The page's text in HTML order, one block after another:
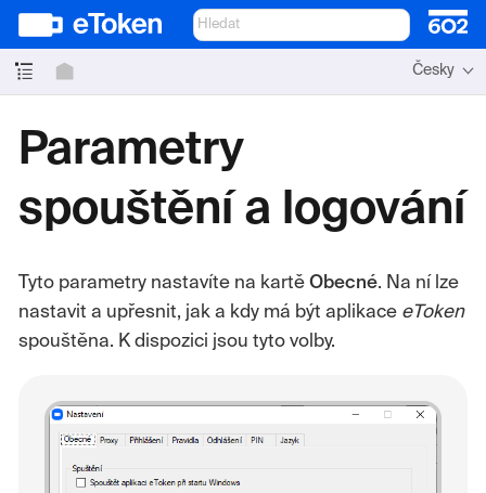
Česky
Parametry
spouštění a logování
Tyto parametry nastavíte na kartě Obecné. Na ní lze
nastavit a upřesnit, jak a kdy má být aplikace eToken
spouštěna. K dispozici jsou tyto volby.